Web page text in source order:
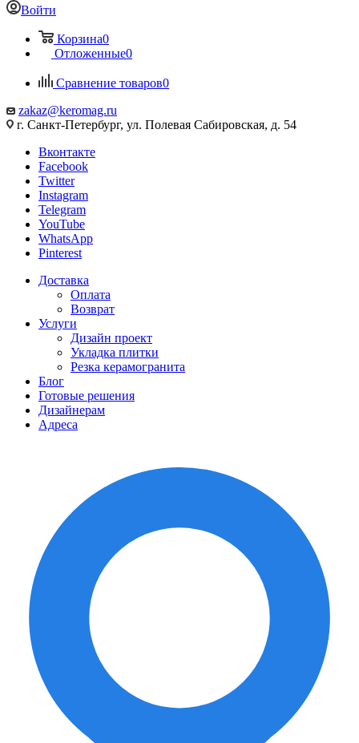
Войти
Корзина0
Отложенные0
Сравнение товаров0
zakaz@keromag.ru
г. Санкт-Петербург, ул. Полевая Сабировская, д. 54
Вконтакте
Facebook
Twitter
Instagram
Telegram
YouTube
WhatsApp
Pinterest
Доставка
Оплата
Возврат
Услуги
Дизайн проект
Укладка плитки
Резка керамогранита
Блог
Готовые решения
Дизайнерам
Адреса